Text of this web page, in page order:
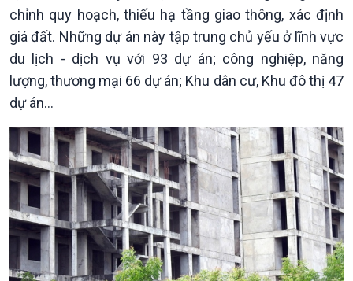
Quốc hội với cử tri
Xây dựng đảng
Đảng trong cuộc sống
Nhận diện sự thật
Pháp luật và đời sống
Hồ sơ sự kiện quốc tế
Thế giới & Việt Nam
Biên cương - Một dải vững
bền
Kinh tế
Tin Kinh tế
Trước giờ mở cửa
Dòng chảy Kinh tế
Nông nghiệp & Biển đảo
Tin Nông nghiệp & Biển
đảo
Mùa vàng
chỉnh quy hoạch, thiếu hạ tầng giao thông, xác định
giá đất. Những dự án này tập trung chủ yếu ở lĩnh vực
du lịch - dịch vụ với 93 dự án; công nghiệp, năng
lượng, thương mại 66 dự án; Khu dân cư, Khu đô thị 47
dự án…